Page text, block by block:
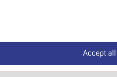
Accept all